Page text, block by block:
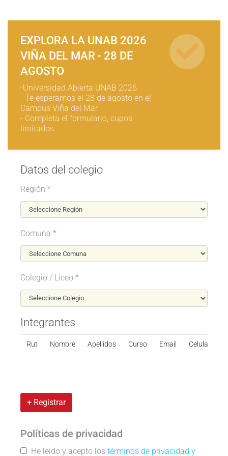
EXPLORA LA UNAB 2026
VIÑA DEL MAR - 28 DE
AGOSTO
-Universidad Abierta UNAB 2026
- Te esperamos el 28 de agosto en el
Campus Viña del Mar
- Completa el formulario, cupos
limitados.
Datos del colegio
Región *
Comuna *
Colegio / Liceo *
Integrantes
Rut Nombre Apellidos Curso Email Celular
+ Registrar
Políticas de privacidad
He leído y acepto los términos de privacidad y